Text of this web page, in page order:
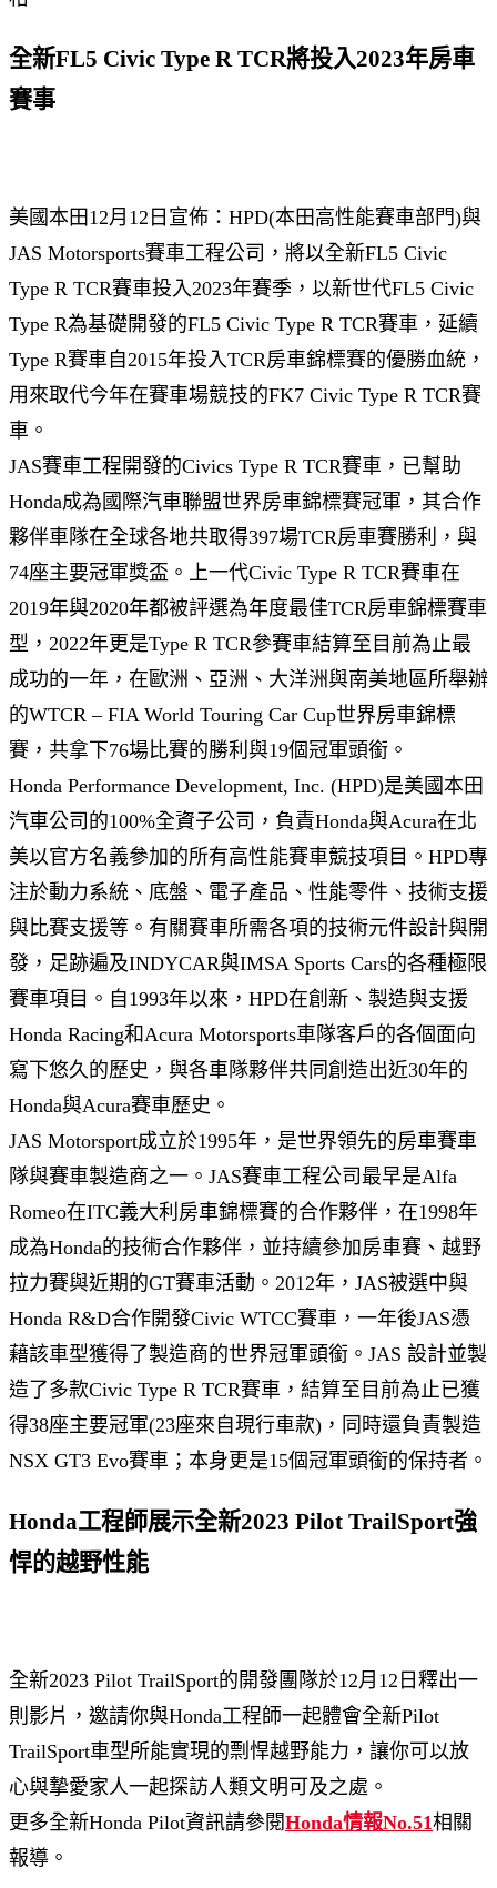
全新FL5 Civic Type R TCR將投入2023年房車
賽事
美國本田12月12日宣佈：HPD(本田高性能賽車部門)與
JAS Motorsports賽車工程公司，將以全新FL5 Civic
Type R TCR賽車投入2023年賽季，以新世代FL5 Civic
Type R為基礎開發的FL5 Civic Type R TCR賽車，延續
Type R賽車自2015年投入TCR房車錦標賽的優勝血統，
用來取代今年在賽車場競技的FK7 Civic Type R TCR賽
車。
JAS賽車工程開發的Civics Type R TCR賽車，已幫助
Honda成為國際汽車聯盟世界房車錦標賽冠軍，其合作
夥伴車隊在全球各地共取得397場TCR房車賽勝利，與
74座主要冠軍獎盃。上一代Civic Type R TCR賽車在
2019年與2020年都被評選為年度最佳TCR房車錦標賽車
型，2022年更是Type R TCR參賽車結算至目前為止最
成功的一年，在歐洲、亞洲、大洋洲與南美地區所舉辦
的WTCR – FIA World Touring Car Cup世界房車錦標
賽，共拿下76場比賽的勝利與19個冠軍頭銜。
Honda Performance Development, Inc. (HPD)是美國本田
汽車公司的100%全資子公司，負責Honda與Acura在北
美以官方名義參加的所有高性能賽車競技項目。HPD專
注於動力系統、底盤、電子產品、性能零件、技術支援
與比賽支援等。有關賽車所需各項的技術元件設計與開
發，足跡遍及INDYCAR與IMSA Sports Cars的各種極限
賽車項目。自1993年以來，HPD在創新、製造與支援
Honda Racing和Acura Motorsports車隊客戶的各個面向
寫下悠久的歷史，與各車隊夥伴共同創造出近30年的
Honda與Acura賽車歷史。
JAS Motorsport成立於1995年，是世界領先的房車賽車
隊與賽車製造商之一。JAS賽車工程公司最早是Alfa
Romeo在ITC義大利房車錦標賽的合作夥伴，在1998年
成為Honda的技術合作夥伴，並持續參加房車賽、越野
拉力賽與近期的GT賽車活動。2012年，JAS被選中與
Honda R&D合作開發Civic WTCC賽車，一年後JAS憑
藉該車型獲得了製造商的世界冠軍頭銜。JAS 設計並製
造了多款Civic Type R TCR賽車，結算至目前為止已獲
得38座主要冠軍(23座來自現行車款)，同時還負責製造
NSX GT3 Evo賽車；本身更是15個冠軍頭銜的保持者。
Honda工程師展示全新2023 Pilot TrailSport強
悍的越野性能
全新2023 Pilot TrailSport的開發團隊於12月12日釋出一
則影片，邀請你與Honda工程師一起體會全新Pilot
TrailSport車型所能實現的剽悍越野能力，讓你可以放
心與摯愛家人一起探訪人類文明可及之處。
更多全新Honda Pilot資訊請參閱Honda情報No.51相關
報導。